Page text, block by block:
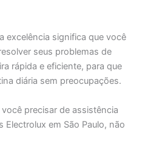
excelência significa que você
seus problemas de
rápida e eficiente, para que
diária sem preocupações.
precisar de assistência
em São Paulo, não